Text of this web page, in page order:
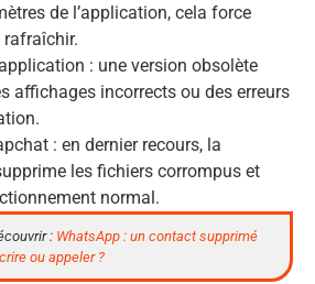
de l’application, cela force
rafraîchir.
: une version obsolète
affichages incorrects ou des erreurs
: en dernier recours, la
les fichiers corrompus et
normal.
: WhatsApp : un contact supprimé
ou appeler ?